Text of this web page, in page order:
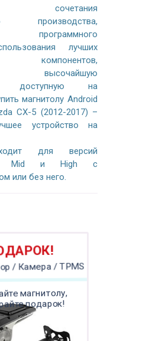
сочетания
производства,
программного
лучших
компонентов,
высочайшую
доступную на
магнитолу Android
CX-5 (2012-2017) –
устройство на
для версий
Mid и High с
или без него.
/ Камера / TPMS
магнитолу,
подарок!